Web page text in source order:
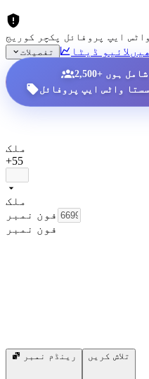
ایپ پروفائل پکچر کوریج
تفصیلات
لائیو ڈیٹا
ملک
+55
ملک
فون نمبر
فون نمبر
رینڈم نمبر تلاش کریں